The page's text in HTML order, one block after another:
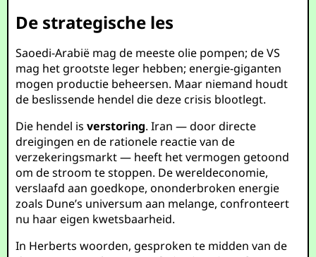
De strategische les
Saoedi-Arabië mag de meeste olie pompen; de VS
mag het grootste leger hebben; energie-giganten
mogen productie beheersen. Maar niemand houdt
de beslissende hendel die deze crisis blootlegt.
Die hendel isverstoring. Iran — door directe
dreigingen en de rationele reactie van de
verzekeringsmarkt — heeft het vermogen getoond
om de stroom te stoppen. De wereldeconomie,
verslaafd aan goedkope, ononderbroken energie
zoals Dune’s universum aan melange, confronteert
nu haar eigen kwetsbaarheid.
In Herberts woorden, gesproken te midden van de